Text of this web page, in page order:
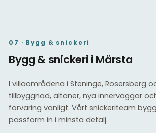
07 · Bygg & snickeri
Bygg & snickeri i Märsta
I villaområdena i Steninge, Rosersberg
tillbyggnad, altaner, nya innerväggar
förvaring vanligt. Vårt snickeriteam
passform in i minsta detalj.